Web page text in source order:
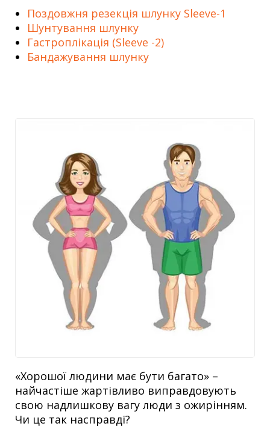
Поздовжня резекція шлунку Sleeve-1
Шунтування шлунку
Гастроплікація (Sleeve -2)
Бандажування шлунку
«Хорошої людини має бути багато» –
найчастіше жартівливо виправдовують
свою надлишкову вагу люди з ожирінням.
Чи це так насправді?